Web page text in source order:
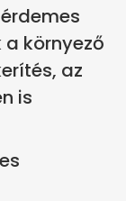
környező
az
is